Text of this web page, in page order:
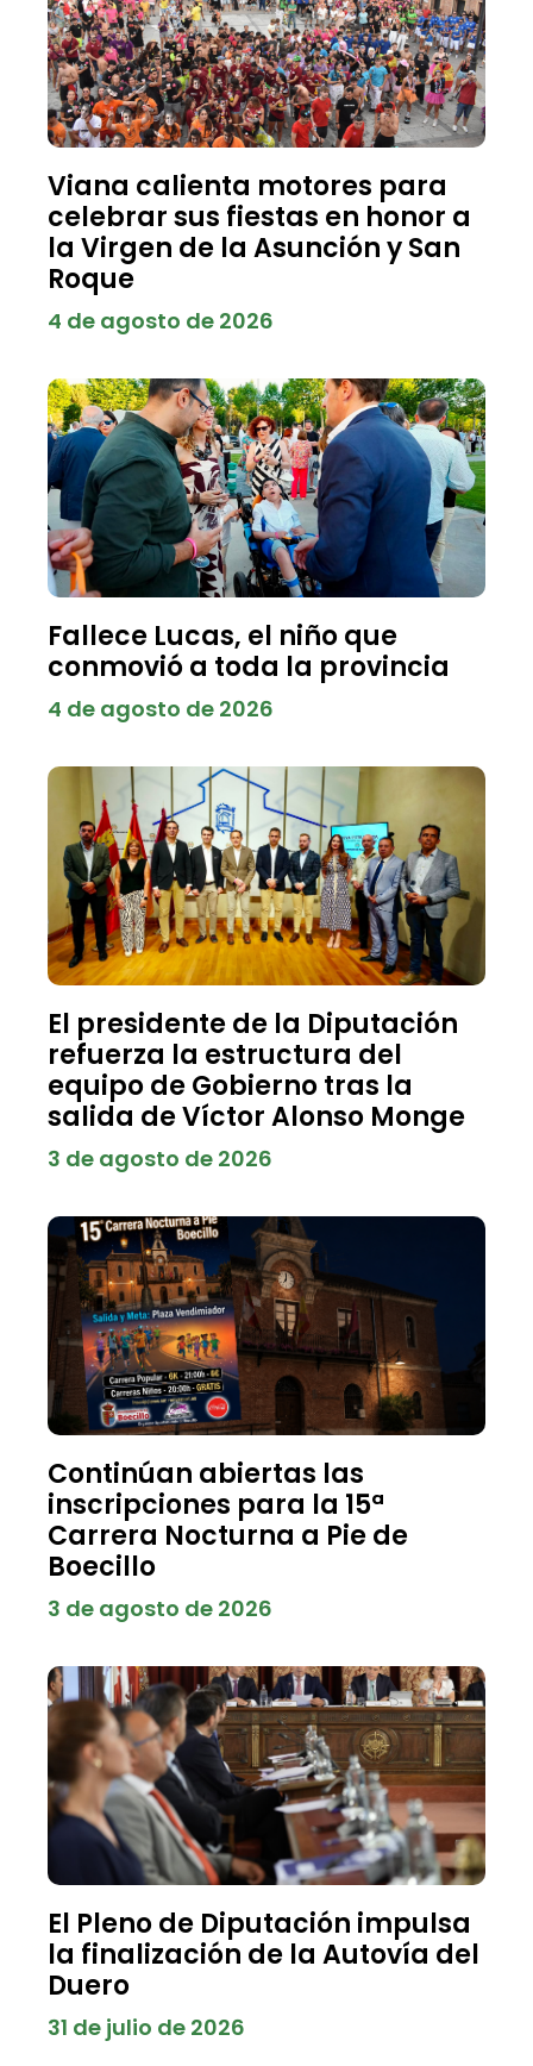
Viana calienta motores para
celebrar sus fiestas en honor a
la Virgen de la Asunción y San
Roque
4 de agosto de 2026
Fallece Lucas, el niño que
conmovió a toda la provincia
4 de agosto de 2026
El presidente de la Diputación
refuerza la estructura del
equipo de Gobierno tras la
salida de Víctor Alonso Monge
3 de agosto de 2026
Continúan abiertas las
inscripciones para la 15ª
Carrera Nocturna a Pie de
Boecillo
3 de agosto de 2026
El Pleno de Diputación impulsa
la finalización de la Autovía del
Duero
31 de julio de 2026